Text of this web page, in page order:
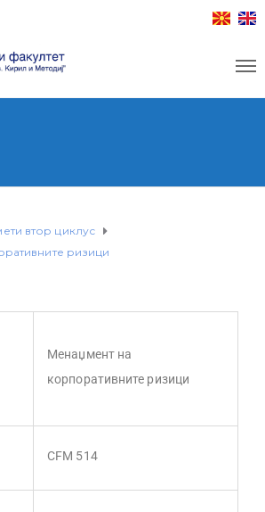
втор циклус
ризици
Менаџмент на
корпоративните ризици
CFM 514